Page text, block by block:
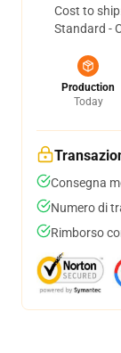
Cost to
Standard -
Production
Today
Consegna
Numero di
Rimborso